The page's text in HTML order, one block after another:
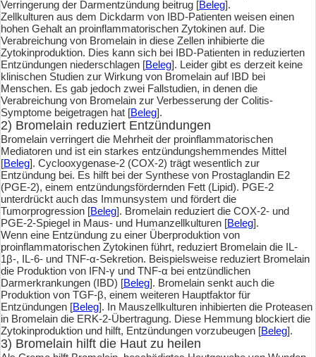
Verringerung der Darmentzündung beitrug [Beleg].
Zellkulturen aus dem Dickdarm von IBD-Patienten weisen einen
hohen Gehalt an proinflammatorischen Zytokinen auf. Die
Verabreichung von Bromelain in diese Zellen inhibierte die
Zytokinproduktion. Dies kann sich bei IBD-Patienten in reduzierten
Entzündungen niederschlagen [Beleg]. Leider gibt es derzeit keine
klinischen Studien zur Wirkung von Bromelain auf IBD bei
Menschen. Es gab jedoch zwei Fallstudien, in denen die
Verabreichung von Bromelain zur Verbesserung der Colitis-
Symptome beigetragen hat [Beleg].
2) Bromelain reduziert Entzündungen
Bromelain verringert die Mehrheit der proinflammatorischen
Mediatoren und ist ein starkes entzündungshemmendes Mittel
[Beleg]. Cyclooxygenase-2 (COX-2) trägt wesentlich zur
Entzündung bei. Es hilft bei der Synthese von Prostaglandin E2
(PGE-2), einem entzündungsfördernden Fett (Lipid). PGE-2
unterdrückt auch das Immunsystem und fördert die
Tumorprogression [Beleg]. Bromelain reduziert die COX-2- und
PGE-2-Spiegel in Maus- und Humanzellkulturen [Beleg].
Wenn eine Entzündung zu einer Überproduktion von
proinflammatorischen Zytokinen führt, reduziert Bromelain die IL-
1β-, IL-6- und TNF-α-Sekretion. Beispielsweise reduziert Bromelain
die Produktion von IFN-γ und TNF-α bei entzündlichen
Darmerkrankungen (IBD) [Beleg]. Bromelain senkt auch die
Produktion von TGF-β, einem weiteren Hauptfaktor für
Entzündungen [Beleg]. In Mauszellkulturen inhibierten die Proteasen
in Bromelain die ERK-2-Übertragung. Diese Hemmung blockiert die
Zytokinproduktion und hilft, Entzündungen vorzubeugen [Beleg].
3) Bromelain hilft die Haut zu heilen